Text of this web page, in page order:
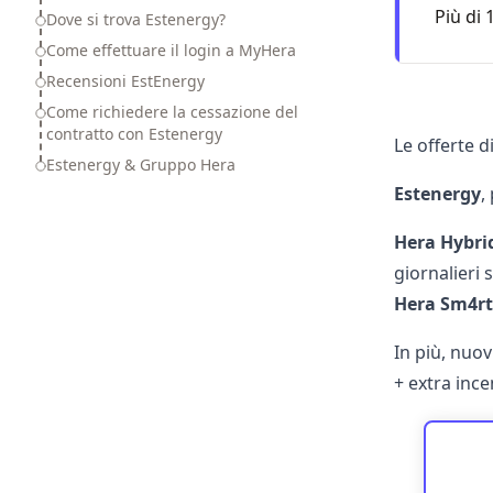
Dove si trova Estenergy?
Come effettuare il login a MyHera
Recensioni EstEnergy
Come richiedere la cessazione del
contratto con Estenergy
Estenergy & Gruppo Hera
Più di
Le offerte
Estenergy,
Hera
giornalieri
Hera Sm4rt
In più,
+ extra